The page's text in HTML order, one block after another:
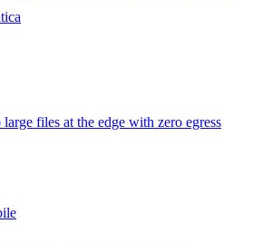
large files at the edge with zero egress